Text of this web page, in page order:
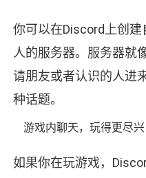
你可以在Discord上创建
人的服务器。服务器就
请朋友或者认识的人进
种话题。
游戏内聊天，玩得更尽兴
如果你在玩游戏，